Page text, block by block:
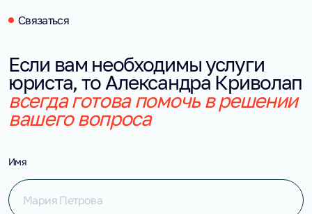
Связаться
Если вам необходимы услуги
всегда готова помочь в решении
вашего вопроса
Имя